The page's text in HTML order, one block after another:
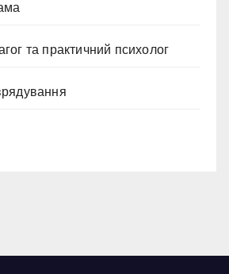
та практичний психолог